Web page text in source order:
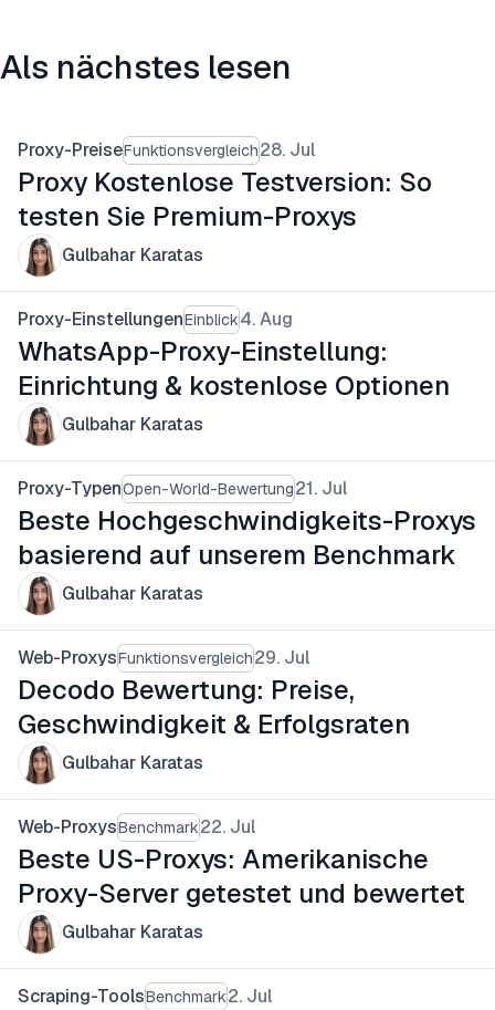
Als nächstes lesen
Proxy-PreiseFunktionsvergleich28. Jul
Proxy Kostenlose Testversion: So
testen Sie Premium-Proxys
Gulbahar Karatas
Proxy-EinstellungenEinblick4. Aug
WhatsApp-Proxy-Einstellung:
Einrichtung & kostenlose Optionen
Gulbahar Karatas
Proxy-TypenOpen-World-Bewertung21. Jul
Beste Hochgeschwindigkeits-Proxys
basierend auf unserem Benchmark
Gulbahar Karatas
Web-ProxysFunktionsvergleich29. Jul
Decodo Bewertung: Preise,
Geschwindigkeit & Erfolgsraten
Gulbahar Karatas
Web-ProxysBenchmark22. Jul
Beste US-Proxys: Amerikanische
Proxy-Server getestet und bewertet
Gulbahar Karatas
Scraping-ToolsBenchmark2. Jul